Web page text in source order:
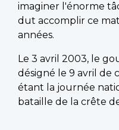
imaginer l'énorme
dut accomplir ce
années.
Le 3 avril 2003, le
désigné le 9 avril de
étant la journée
bataille de la crête